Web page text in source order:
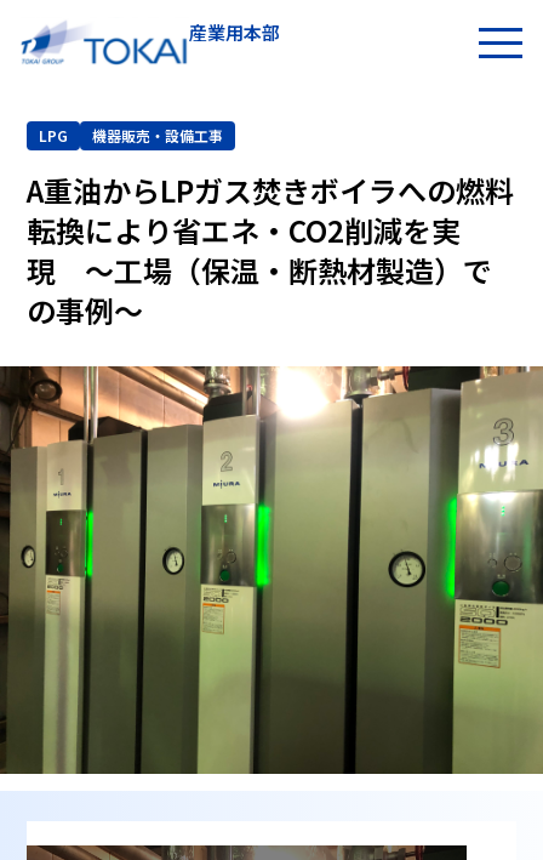
産業用本部
LPG 機器販売・設備工事
A重油からLPガス焚きボイラへの燃料
転換により省エネ・CO2削減を実
現 ～工場（保温・断熱材製造）で
の事例～